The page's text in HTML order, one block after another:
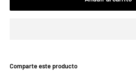
Comparte este producto